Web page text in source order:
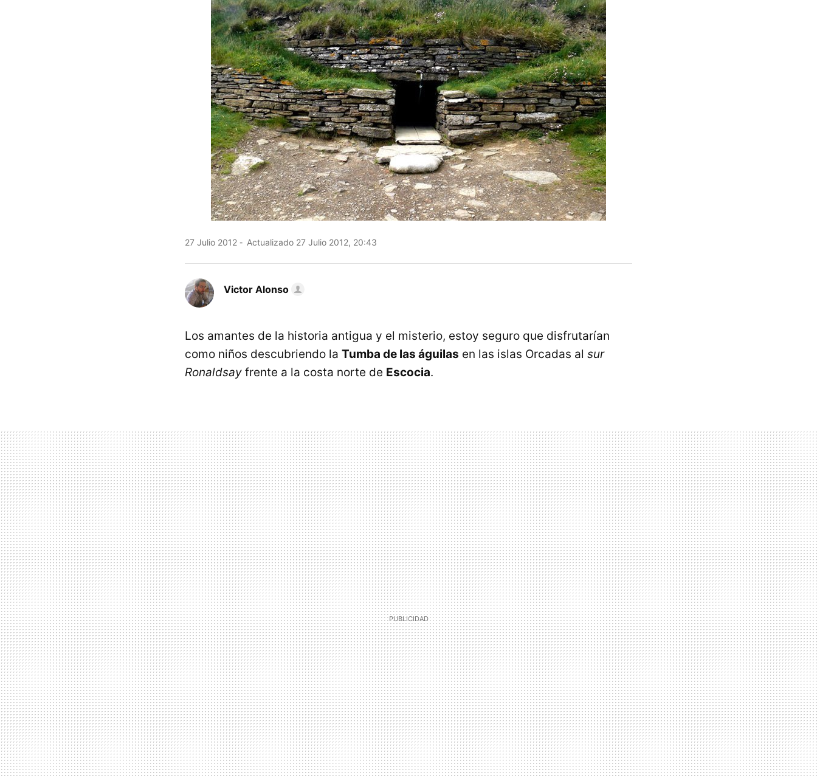
27 Julio 2012 Actualizado 27 Julio 2012, 20:43
Victor Alonso
Los amantes de la historia antigua y el misterio, estoy seguro que disfrutarían
como niños descubriendo la Tumba de las águilas en las islas Orcadas al sur
Ronaldsay frente a la costa norte de Escocia.